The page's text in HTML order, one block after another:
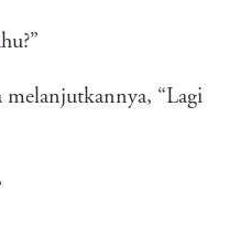
“Lagi